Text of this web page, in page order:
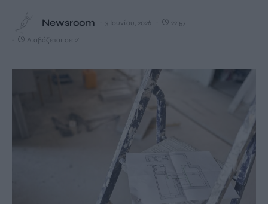
Newsroom 3 Ιουνίου, 2026 22:57
Διαβάζεται σε 2'